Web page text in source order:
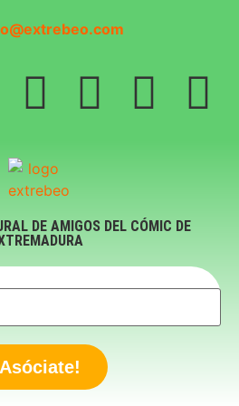
DE AMIGOS DEL CÓMIC DE